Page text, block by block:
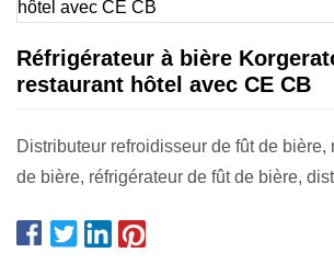
Réfrigérateur à bière
restaurant hôtel avec CE CB
Distributeur refroidisseur de fût de bière,
de bière, réfrigérateur de fût de bière,